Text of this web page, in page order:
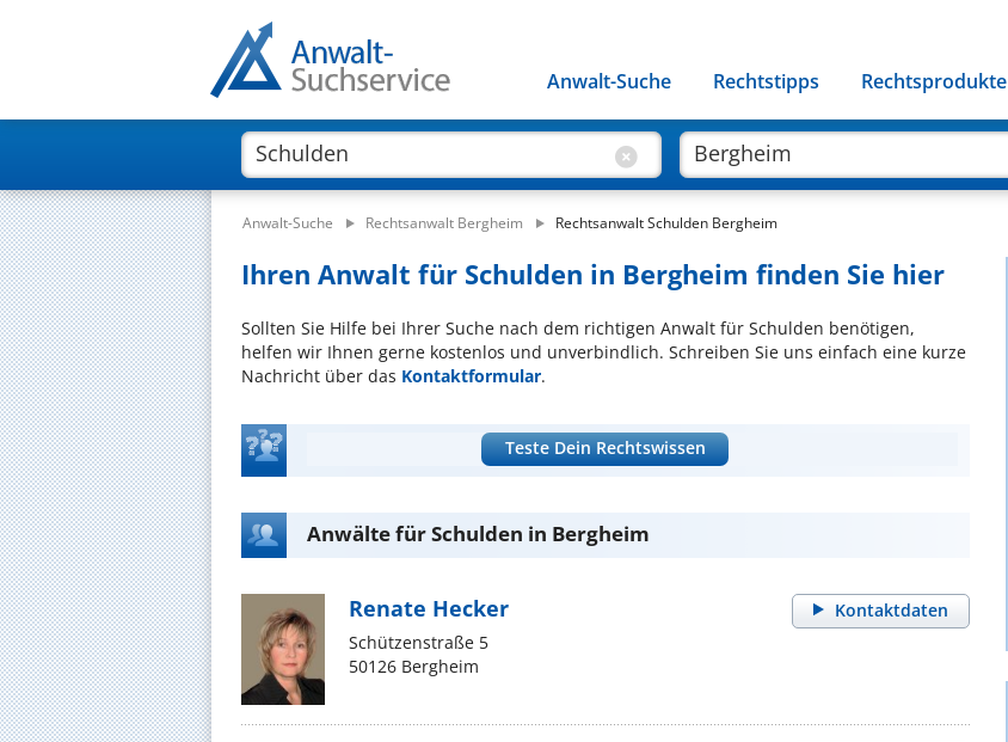
Anwalt-Suche Rechtstipps Rechtsprodukte
Anwalt-Suche Rechtsanwalt Bergheim Rechtsanwalt Schulden Bergheim
Ihren Anwalt für Schulden in Bergheim finden Sie hier
Sollten Sie Hilfe bei Ihrer Suche nach dem richtigen Anwalt für Schulden benötigen,
helfen wir Ihnen gerne kostenlos und unverbindlich. Schreiben Sie uns einfach eine kurze
Nachricht über das Kontaktformular.
Teste Dein Rechtswissen
Anwälte für Schulden in Bergheim
Kontaktdaten
Renate Hecker
Schützenstraße 5
50126 Bergheim